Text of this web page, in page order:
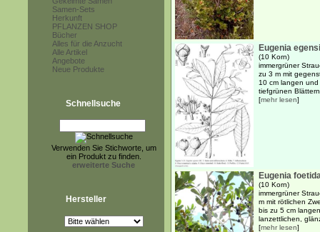
Samen-Sets
Herkunft
PFLANZEN SHOP
Bücher
Alles für die Anzucht
Alle Artikel
Angebote
Neue Produkte
Schnellsuche
Verwenden Sie Stichworte, um
ein Produkt zu finden.
erweiterte Suche
Hersteller
Eugenia
(10 Korn)
immergrüner
zu 3 m mit
10 cm langen
tiefgrünen
[mehr lesen]
Eugenia
(10 Korn)
immergrüner
m mit rötlichen
bis zu 5 cm
lanzettlichen,
[mehr lesen]